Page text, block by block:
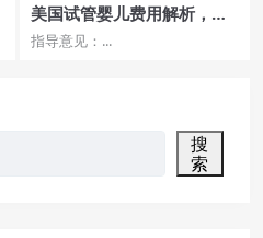
美国试管婴儿费用解析，如
何节省开支？
指导意见：...
搜
索